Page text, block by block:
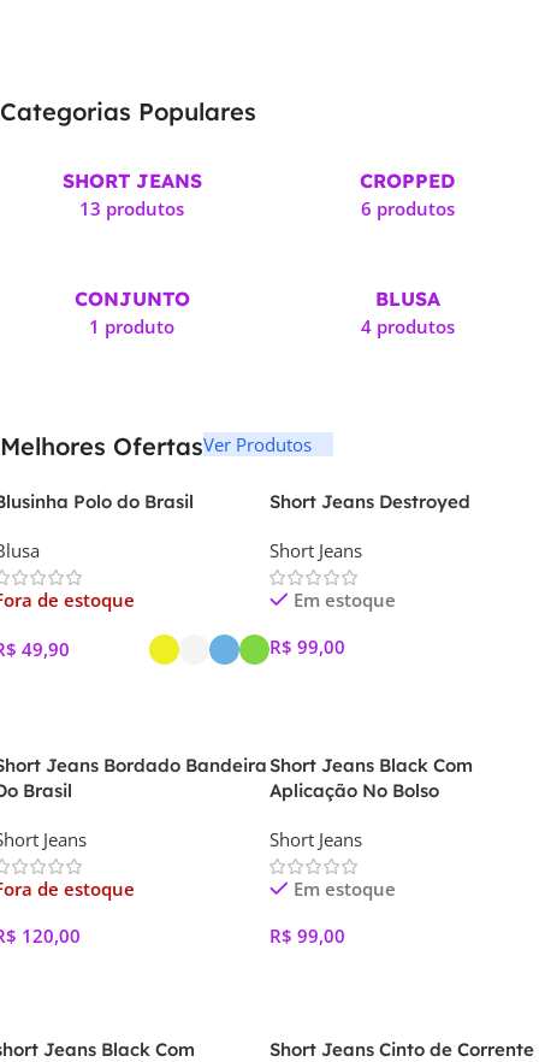
Categorias Populares
SHORT JEANS
13 produtos
CROPPED
6 produtos
CONJUNTO
1 produto
BLUSA
4 produtos
Melhores OfertasVer Produtos
Polo do Brasil
de estoque
49,90
Short Jeans Destroyed
Short Jeans
Em estoque
R$ 99,00
Jeans Bordado Bandeira
Brasil
Jeans
de estoque
120,00
Short Jeans Black Com
Aplicação No Bolso
Short Jeans
Em estoque
R$ 99,00
Jeans Black Com
Short Jeans Cinto de Corrente